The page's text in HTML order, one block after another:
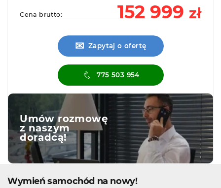
Cena brutto: 152 999 zł
✉ Zapytaj o ofertę
775 503 954
Umów rozmowę
z naszym
doradcą!
Wymień samochód na nowy!